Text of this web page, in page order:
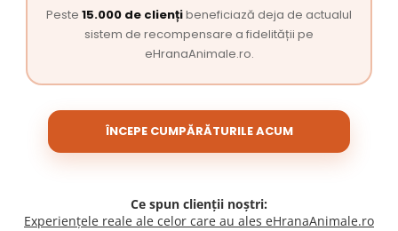
Peste 15.000 de cliențibeneficiază deja de actualul
sistem de recompensare a fidelității pe
eHranaAnimale.ro.
ÎNCEPE CUMPĂRĂTURILE ACUM
Ce spun clienții noștri:
Experiențele reale ale celor care au ales eHranaAnimale.ro